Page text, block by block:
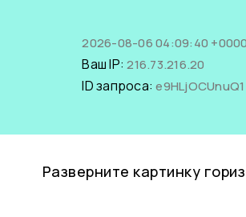
2026-08-06 04:09:40 +0000
Ваш IP:216.73.216.20
ID запроса:e9HLjOCUnuQ1
Разверните картинку